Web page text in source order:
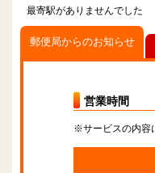
最寄駅がありませんでした
郵便局からのお知らせ
営業時間
※サービスの内容